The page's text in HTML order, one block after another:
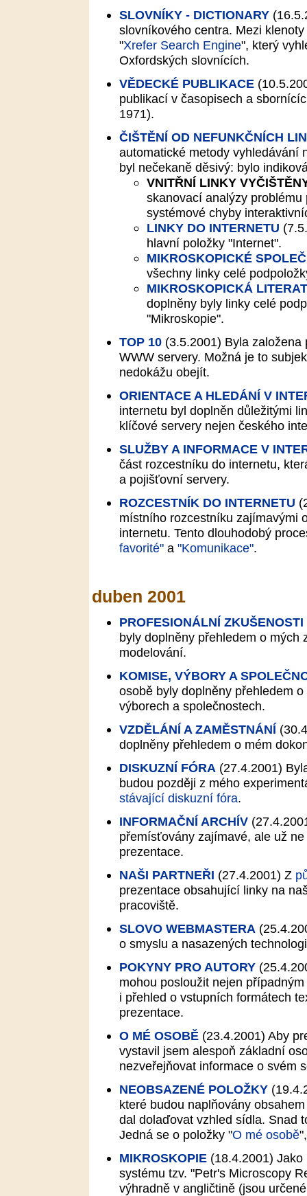
SLOVNÍKY - DICTIONARY
slovníkového centra. Mezi
"Xrefer Search Engine", který
Oxfordských slovnících.
VĚDECKÉ PUBLIKACE
publikací v časopisech a
1971).
ČIŠTĚNÍ OD NEFUNKČNÍCH
automatické metody vyhledávání
byl nečekaně děsivý: bylo
VNITŘNÍ LINKY
skanovací analýzy
systémové chyby
LINKY DO INTERNETU
hlavní položky "Internet".
MIKROSKOPICKÉ
všechny linky celé
MIKROSKOPICKÁ
doplněny byly linky celé
"Mikroskopie".
TOP 10 (3.5.2001) Byla založena
WWW servery. Možná je to
nedokážu obejít.
ORIENTACE A HLEDÁNÍ V
internetu byl doplněn důležitými
klíčové servery nejen českého
SLUŽBY A INFORMACE V
část rozcestníku do internetu,
a pojišťovní servery.
ROZCESTNÍK DO INTERNETU
místního rozcestníku zajímavými
internetu. Tento dlouhodobý
favorité" a "Komunikace".
duben 2001
PROFESIONÁLNÍ ZKUŠENOSTI
byly doplněny přehledem o mých
modelování.
KOMISE, VÝBORY A
osobě byly doplněny přehledem
výborech a společnostech.
VZDĚLÁNÍ A ZAMĚSTNÁNÍ
doplněny přehledem o mém
DISKUZNÍ FÓRA (27.4.2001)
budou později z mého
stávající diskuzní fóra.
INFORMAČNÍ ARCHÍV
přemísťovány zajímavé, ale už
prezentace.
NAŠI PARTNEŘI (27.4.2001) Z
prezentace obsahující linky na
pracoviště.
SLOVO WEBMASTERA
o smyslu a nasazených
POKYNY PRO AUTORY
mohou posloužit nejen
i přehled o vstupních formátech
prezentace.
O MÉ OSOBĚ (23.4.2001) Aby
vystavil jsem alespoň základní
nezveřejňovat informace o svém
NEOBSAZENÉ POLOŽKY
které budou naplňovány
dal dolaďovat vzhled sídla. Snad
Jedná se o položky "O mé osobě
MIKROSKOPIE (18.4.2001) Jako
systému tzv. "Petr's Microscopy
výhradně v angličtině (jsou